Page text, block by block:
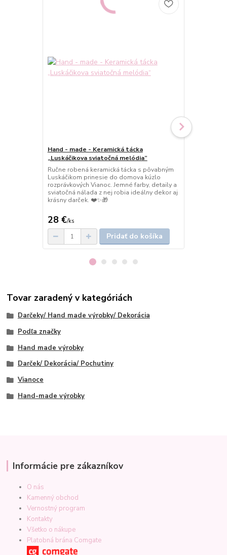
Hand - made - Keramická tácka
„Luskáčikova sviatočná melódia“
Ručne robená keramická tácka s pôvabným
Luskáčikom prinesie do domova kúzlo
rozprávkových Vianoc. Jemné farby, detaily a
sviatočná nálada z nej robia ideálny dekor aj
krásny darček. ❤️✨🎁
28 €/ks
Pridať do košíka
Tovar zaradený v kategóriách
Darčeky/ Hand made výrobky/ Dekorácia
Podľa značky
Hand made výrobky
Darček/ Dekorácia/ Pochutiny
Vianoce
Hand-made výrobky
Informácie pre zákazníkov
O nás
Kamenný obchod
Vernostný program
Kontakty
Všetko o nákupe
Platobná brána Comgate